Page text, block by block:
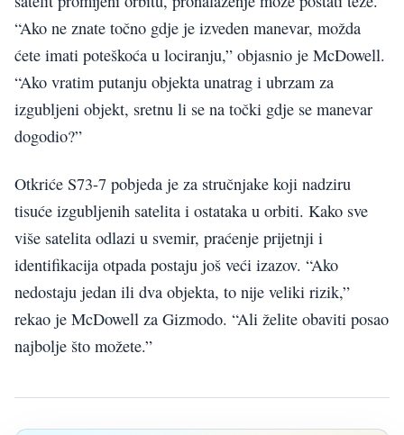
“Ako ne znate točno gdje je izveden manevar, možda
ćete imati poteškoća u lociranju,” objasnio je McDowell.
“Ako vratim putanju objekta unatrag i ubrzam za
izgubljeni objekt, sretnu li se na točki gdje se manevar
dogodio?”
Otkriće S73-7 pobjeda je za stručnjake koji nadziru
tisuće izgubljenih satelita i ostataka u orbiti. Kako sve
više satelita odlazi u svemir, praćenje prijetnji i
identifikacija otpada postaju još veći izazov. “Ako
nedostaju jedan ili dva objekta, to nije veliki rizik,”
rekao je McDowell za Gizmodo. “Ali želite obaviti posao
najbolje što možete.”